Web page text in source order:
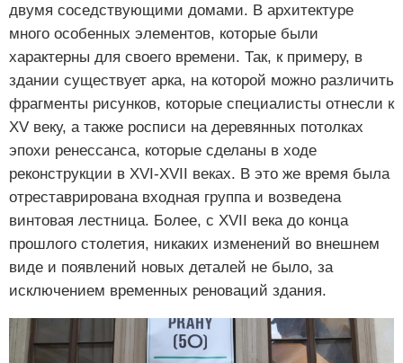
двумя соседствующими домами. В архитектуре
много особенных элементов, которые были
характерны для своего времени. Так, к примеру, в
здании существует арка, на которой можно различить
фрагменты рисунков, которые специалисты отнесли к
ХV веку, а также росписи на деревянных потолках
эпохи ренессанса, которые сделаны в ходе
реконструкции в ХVI-ХVII веках. В это же время была
отреставрирована входная группа и возведена
винтовая лестница. Более, с ХVII века до конца
прошлого столетия, никаких изменений во внешнем
виде и появлений новых деталей не было, за
исключением временных реноваций здания.